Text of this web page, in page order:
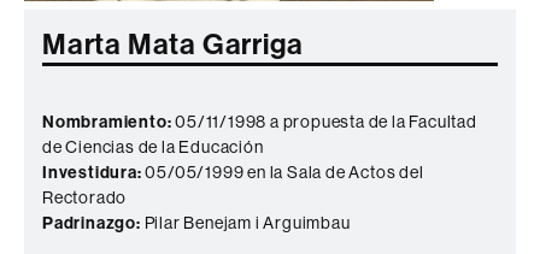
Marta Mata Garriga
Nombramiento:05/11/1998 a propuesta de la Facultad
de Ciencias de la Educación
Investidura:05/05/1999 en la Sala de Actos del
Rectorado
Padrinazgo: Pilar Benejam i Arguimbau